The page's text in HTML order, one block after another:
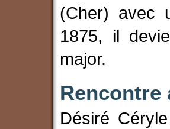
(Cher) avec
1875, il
major.
Rencontre
Désiré